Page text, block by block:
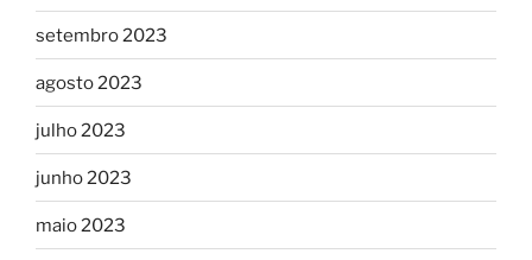
setembro 2023
agosto 2023
julho 2023
junho 2023
maio 2023